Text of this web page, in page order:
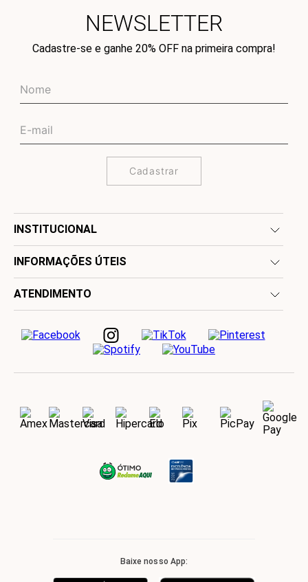
NEWSLETTER
Cadastre-se e ganhe 20% OFF na primeira compra!
Cadastrar
INSTITUCIONAL
INFORMAÇÕES ÚTEIS
ATENDIMENTO
Baixe nosso App: